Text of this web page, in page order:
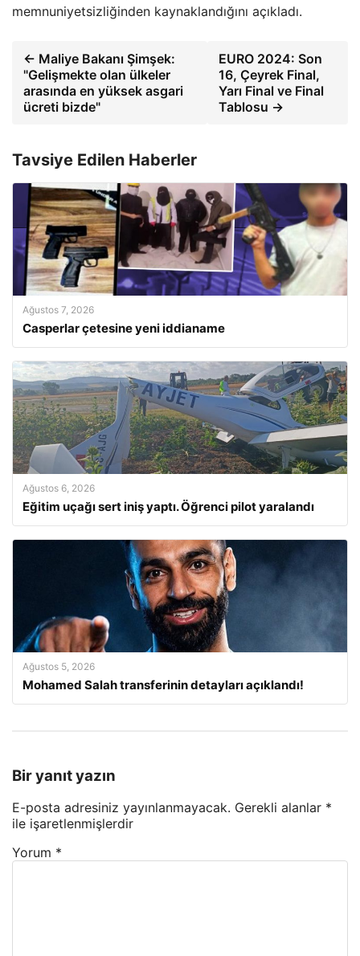
memnuniyetsizliğinden kaynaklandığını açıkladı.
← Maliye Bakanı Şimşek:
"Gelişmekte olan ülkeler
arasında en yüksek asgari
ücreti bizde"
EURO 2024: Son
16, Çeyrek Final,
Yarı Final ve Final
Tablosu →
Tavsiye Edilen Haberler
Ağustos 7, 2026
Casperlar çetesine yeni iddianame
Ağustos 6, 2026
Eğitim uçağı sert iniş yaptı. Öğrenci pilot yaralandı
Ağustos 5, 2026
Mohamed Salah transferinin detayları açıklandı!
Bir yanıt yazın
E-posta adresiniz yayınlanmayacak. Gerekli alanlar *
ile işaretlenmişlerdir
Yorum *